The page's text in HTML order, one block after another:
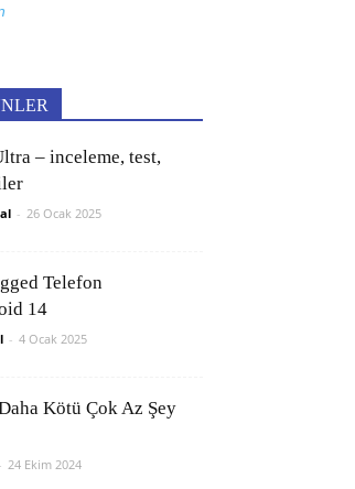
– inceleme, test,
- 26 Ocak 2025
Telefon
14
- 4 Ocak 2025
Kötü Çok Az Şey
- 24 Ekim 2024